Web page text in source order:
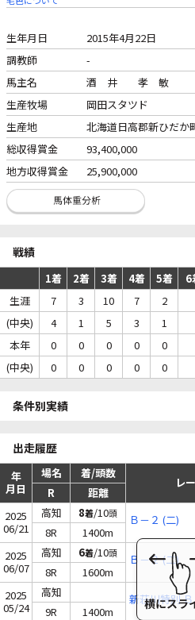
生年月日
2015年4月22日
調教師
-
馬主名
酒 井 孝 敏
生産牧場
岡田スタツド
生産地
北海道日高郡新ひだか
総収得賞金
93,400,000
地方収得賞金
25,900,000
戦績
1着 2着 3着 4着 5着 6
生涯
7 3 10 7 2
(中央)
4 1 5 3 1
本年
0 0 0 0 0
(中央)
0 0 0 0 0
条件別実績
出走履歴
年
月日
場名 着/頭数
レ
R
距離
2025
06/21
高知 8着/10頭 Ｂ－２ (二)
8R
1400m
2025
06/07
高知 6着/10頭 Ｂ－２ (二)
8R
1600m
2025
05/24
高知 新荘川特別
9R
1400m